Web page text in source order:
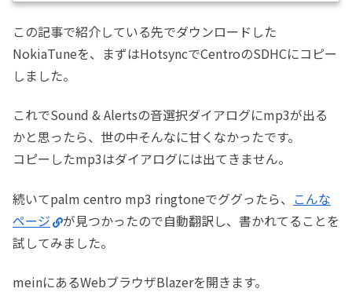
この記事で紹介している先でダウンロードした
NokiaTuneを、まずはHotsyncでCentroのSDHCにコピー
しました。
これでSound & Alertsの音選択ダイアログにmp3が出る
かと思ったら、世の中そんなに甘くなかったです。
コピーしたmp3はダイアログには出てきません。
続いてpalm centro mp3 ringtoneでググったら、 こんな
ページ
が見つかったので自動翻訳し、書かれてることを
試してみました。
meinにあるWebブラウザBlazerを開きます。